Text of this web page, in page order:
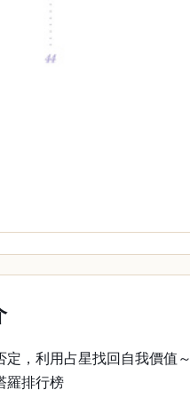
定，利用占星找回自我價值～
羅排行榜